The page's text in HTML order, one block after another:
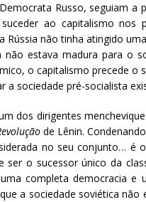
Russo, seguiam
ao capitalismo nos
Rússia não tinha atingido
não estava madura para o
o capitalismo precede o
a sociedade pré-socialista
dos dirigentes
de Lênin.
no seu conjunto… é
ser o sucessor único da
completa democracia
a sociedade soviética